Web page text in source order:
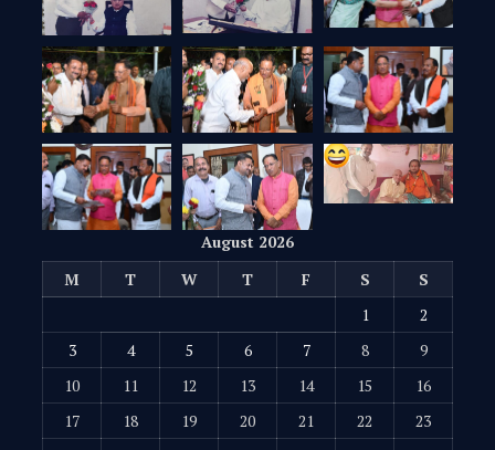
August 2026
M
T W T F S
S
1
2
3
4 5 6 7 8
9
10
11 12 13 14 15
16
17
18 19 20 21 22
23